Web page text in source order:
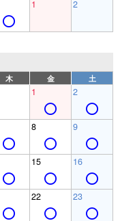
1 2
木 金 土
1 2
8 9
15 16
22 23